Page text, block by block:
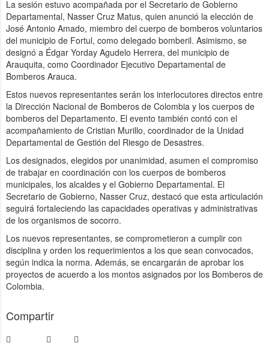
La sesión estuvo acompañada por el Secretario de Gobierno
Departamental, Nasser Cruz Matus, quien anunció la elección de
José Antonio Amado, miembro del cuerpo de bomberos voluntarios
del municipio de Fortul, como delegado bomberil. Asimismo, se
designó a Édgar Yorday Agudelo Herrera, del municipio de
Arauquita, como Coordinador Ejecutivo Departamental de
Bomberos Arauca.
Estos nuevos representantes serán los interlocutores directos entre
la Dirección Nacional de Bomberos de Colombia y los cuerpos de
bomberos del Departamento. El evento también contó con el
acompañamiento de Cristian Murillo, coordinador de la Unidad
Departamental de Gestión del Riesgo de Desastres.
Los designados, elegidos por unanimidad, asumen el compromiso
de trabajar en coordinación con los cuerpos de bomberos
municipales, los alcaldes y el Gobierno Departamental. El
Secretario de Gobierno, Nasser Cruz, destacó que esta articulación
seguirá fortaleciendo las capacidades operativas y administrativas
de los organismos de socorro.
Los nuevos representantes, se comprometieron a cumplir con
disciplina y orden los requerimientos a los que sean convocados,
según indica la norma. Además, se encargarán de aprobar los
proyectos de acuerdo a los montos asignados por los Bomberos de
Colombia.
Compartir